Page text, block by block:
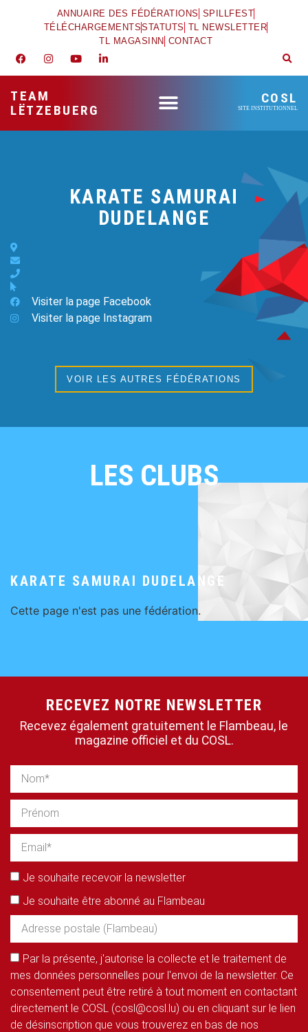
ANNUAIRE DES FÉDÉRATIONS SPILLFEST
TÉLÉCHARGEMENTSSTATUTS TL NEWSLETTER
TL MAGASINN CONTACT
TEAM
LËTZEBUERG
COSL
SITE INSTITUTIONNEL
KARATE SAMURAI
DUDELANGE
Visiter la page Facebook
Visiter la page Instagram
VOIR LES AUTRES FÉDÉRATIONS
LES CLUBS
KARATE SAMURAI DUDELANGE
Cette page n'est pas une fédération.
RECEVEZ NOTRE NEWSLETTER
Recevez également gratuitement le Flambeau, le
magazine officiel et du COSL.
Je souhaite recevoir la newsletter
Je souhaite être abonné au Flambeau
Par la présente, j'autorise la collecte et le traitement de
mes données personnelles pour l'envoi de la newsletter. Ce
consentement peut être retiré à tout moment en contactant
directement le COSL (cosl@cosl.lu) ou en cliquant sur le lien
de désinscription que vous trouverez en bas de nos